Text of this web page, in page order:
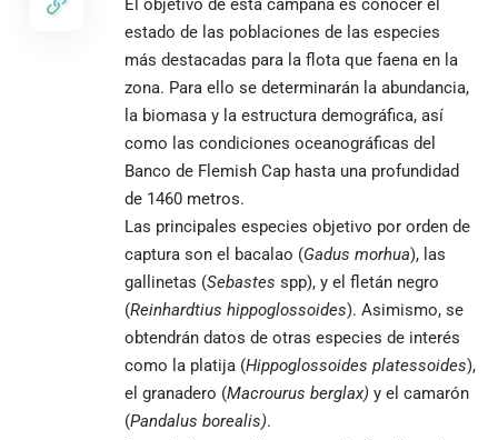
estado de las poblaciones de las especies
más destacadas para la flota que faena en la
zona. Para ello se determinarán la abundancia,
la biomasa y la estructura demográfica, así
como las condiciones oceanográficas del
Banco de Flemish Cap hasta una profundidad
de 1460 metros.
Las principales especies objetivo por orden de
captura son el bacalao (Gadus morhua), las
gallinetas (Sebastes spp), y el fletán negro
(Reinhardtius hippoglossoides). Asimismo, se
obtendrán datos de otras especies de interés
como la platija (Hippoglossoides platessoides),
el granadero (Macrourus berglax) y el camarón
(Pandalus borealis).